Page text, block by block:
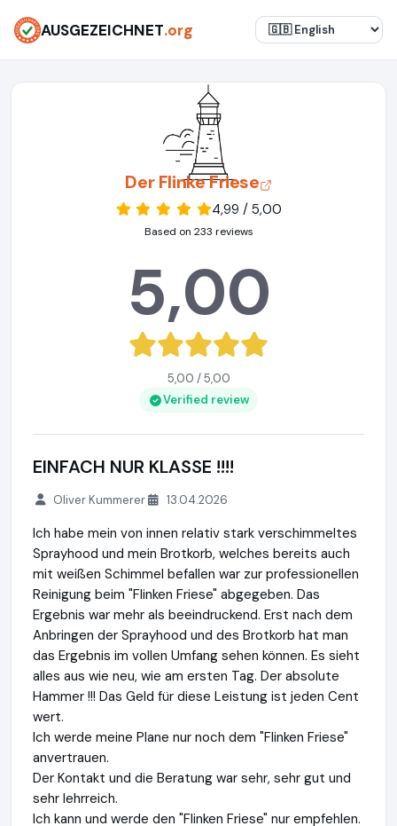
AUSGEZEICHNET.org
Der Flinke Friese
4,99 / 5,00
Based on 233 reviews
5,00
5,00 / 5,00
Verified review
EINFACH NUR KLASSE !!!!
Oliver Kummerer 13.04.2026
Ich habe mein von innen relativ stark verschimmeltes
Sprayhood und mein Brotkorb, welches bereits auch
mit weißen Schimmel befallen war zur professionellen
Reinigung beim "Flinken Friese" abgegeben. Das
Ergebnis war mehr als beeindruckend. Erst nach dem
Anbringen der Sprayhood und des Brotkorb hat man
das Ergebnis im vollen Umfang sehen können. Es sieht
alles aus wie neu, wie am ersten Tag. Der absolute
Hammer !!! Das Geld für diese Leistung ist jeden Cent
wert.
Ich werde meine Plane nur noch dem "Flinken Friese"
anvertrauen.
Der Kontakt und die Beratung war sehr, sehr gut und
sehr lehrreich.
Ich kann und werde den "Flinken Friese" nur empfehlen.